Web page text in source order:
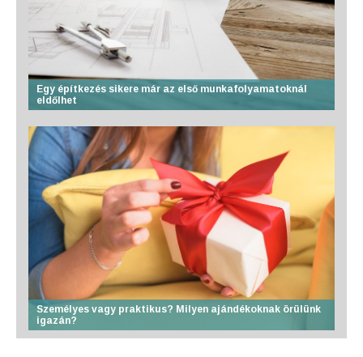
Egy építkezés sikere már az első munkafolyamatoknál
eldőlhet
Személyes vagy praktikus? Milyen ajándékoknak örülünk
igazán?